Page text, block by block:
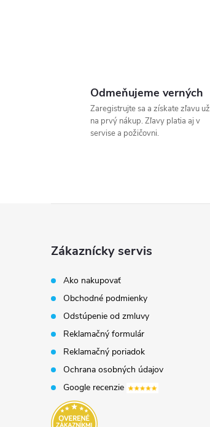
Odmeňujeme verných
Zaregistrujte sa a získate zľavu už
na prvý nákup. Zľavy platia aj v
servise a požičovni.
Zákaznícky servis
Ako nakupovať
Obchodné podmienky
Odstúpenie od zmluvy
Reklamačný formulár
Reklamačný poriadok
Ochrana osobných údajov
Google recenzie